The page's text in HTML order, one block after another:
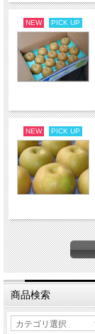
NEW PICK UP
NEW PICK UP
商品検索